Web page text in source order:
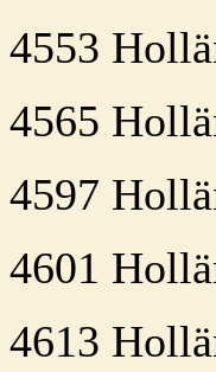
4553
4565
4597
4601
4613